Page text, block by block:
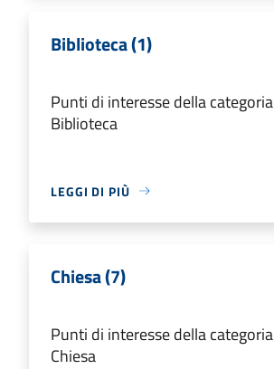
Biblioteca (1)
Punti di interesse della categoria
Biblioteca
LEGGI DI PIÙ
Chiesa (7)
Punti di interesse della categoria
Chiesa